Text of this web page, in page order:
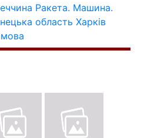
Ракета. Машина.
область Харків